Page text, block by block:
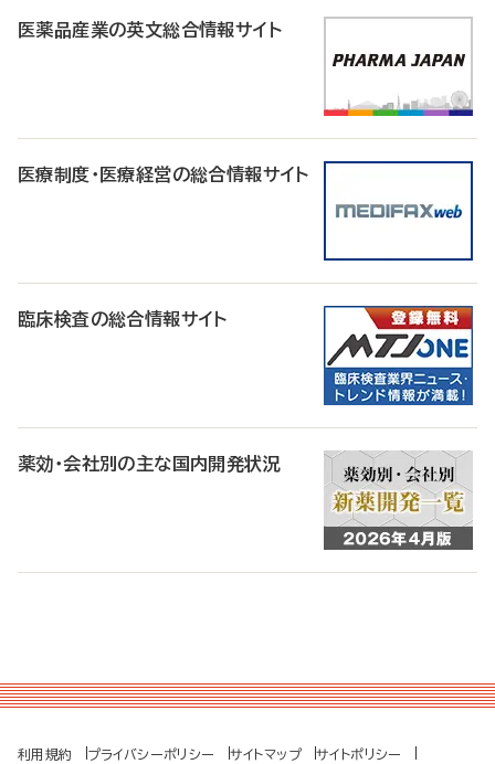
医薬品産業の英文総合情報サイト
医療制度・医療経営の総合情報サイト
臨床検査の総合情報サイト
薬効・会社別の主な国内開発状況
利用規約 プライバシーポリシー サイトマップ サイトポリシー